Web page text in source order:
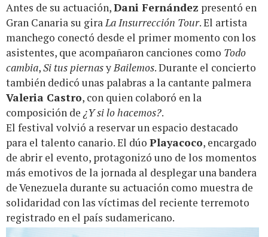
Antes de su actuación,Dani Fernández presentó en
Gran Canaria su giraLa Insurrección Tour. El artista
manchego conectó desde el primer momento con los
asistentes, que acompañaron canciones como Todo
cambia,Si tus piernasyBailemos. Durante el concierto
también dedicó unas palabras a la cantante palmera
Valeria Castro, con quien colaboró en la
composición de ¿Y si lo hacemos?.
El festival volvió a reservar un espacio destacado
para el talento canario. El dúo Playacoco, encargado
de abrir el evento, protagonizó uno de los momentos
más emotivos de la jornada al desplegar una bandera
de Venezuela durante su actuación como muestra de
solidaridad con las víctimas del reciente terremoto
registrado en el país sudamericano.